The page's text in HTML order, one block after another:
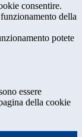
consentire.
della
potete
essere
della cookie